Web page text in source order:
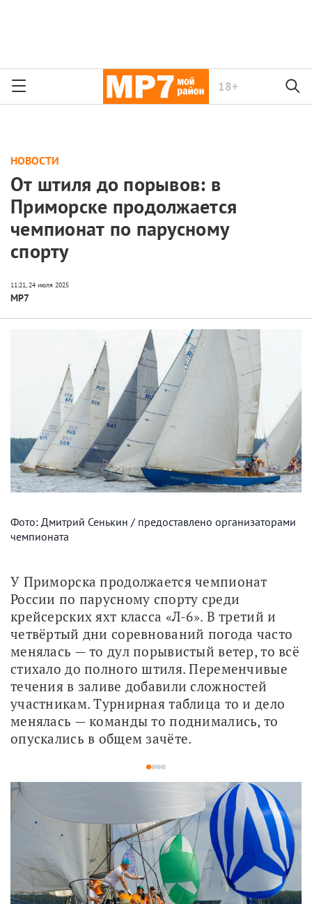
18+
НОВОСТИ
От штиля до порывов: в
Приморске продолжается
чемпионат по парусному
спорту
МР7
Фото: Дмитрий Сенькин / предоставлено организаторами
чемпионата
У Приморска продолжается чемпионат
России по парусному спорту среди
крейсерских яхт класса «Л-6». В третий и
четвёртый дни соревнований погода часто
менялась — то дул порывистый ветер, то всё
стихало до полного штиля. Переменчивые
течения в заливе добавили сложностей
участникам. Турнирная таблица то и дело
менялась — команды то поднимались, то
опускались в общем зачёте.
1234